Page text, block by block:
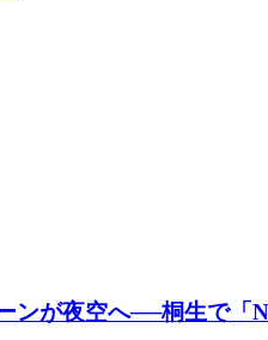
ンが夜空へ──桐生で「